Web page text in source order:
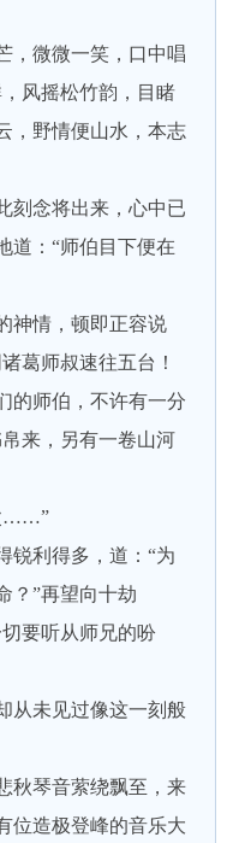
微微一笑，口中唱
风摇松竹韵，目睹
，野情便山水，本志
念将出来，心中已
道：“师伯目下便在
情，顿即正容说
葛师叔速往五台！
的师伯，不许有一分
来，另有一卷山河
……”
利得多，道：“为
？”再望向十劫
要听从师兄的吩
未见过像这一刻般
琴音萦绕飘至，来
位造极登峰的音乐大